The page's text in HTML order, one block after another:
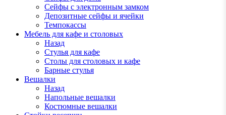
Сейфы с электронным замком
Депозитные сейфы и ячейки
Темпокассы
Мебель для кафе и столовых
Назад
Стулья для кафе
Столы для столовых и кафе
Барные стулья
Вешалки
Назад
Напольные вешалки
Костюмные вешалки